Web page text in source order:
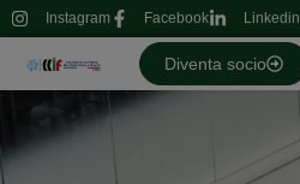
Instagram Facebook Linkedin
Diventa socio